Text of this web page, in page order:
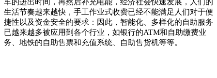
生活节奏越来越快，手工作业式收费已经不能满足人们对于便
捷性以及资金安全的要求：因此，智能化、多样化的自助服务
已越来越多被应用到各个行业，如银行的ATM和自助缴费业
务、地铁的自助售票和充值系统、自助售货机等等。